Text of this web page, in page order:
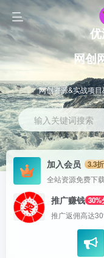
网创
网创资源&实战项
输入关键词搜索
加入会员
3.3
全站资源免费下载
推广赚钱 30%
推广返佣高达